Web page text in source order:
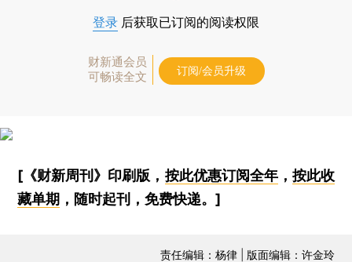
登录 后获取已订阅的阅读权限
财新通会员
可畅读全文
订阅/会员升级
[《财新周刊》印刷版， 按此优惠订阅全年， 按此收
藏单期 ，随时起刊，免费快递。]
责任编辑：杨律 | 版面编辑：许金玲